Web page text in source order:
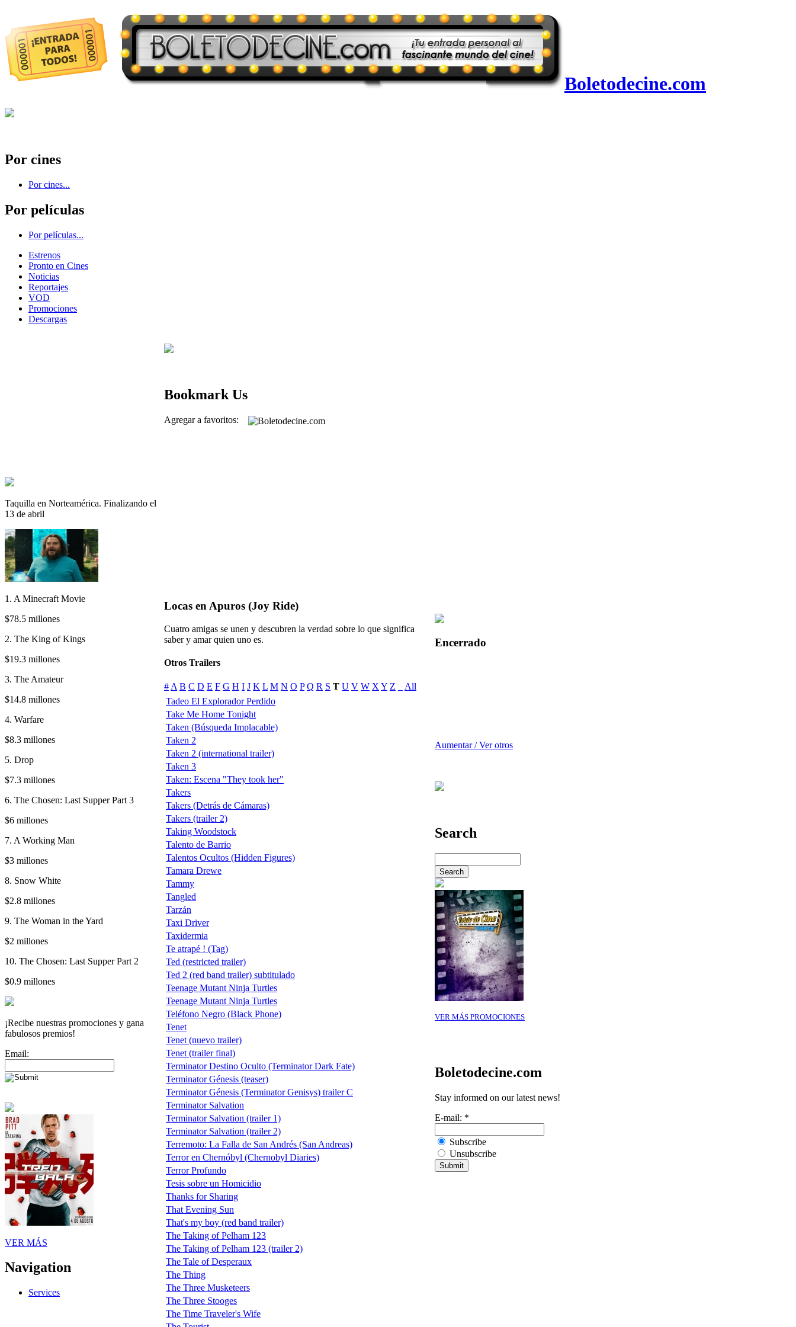
Boletodecine.com
Por cines
Por cines...
Por películas
Por películas...
Estrenos
Pronto en Cines
Noticias
Reportajes
VOD
Promociones
Descargas
Taquilla en Norteamérica. Finalizando el
13 de abril
1. A Minecraft Movie
$78.5 millones
2. The King of Kings
$19.3 millones
3. The Amateur
$14.8 millones
4. Warfare
$8.3 millones
5. Drop
$7.3 millones
6. The Chosen: Last Supper Part 3
$6 millones
7. A Working Man
$3 millones
8. Snow White
$2.8 millones
9. The Woman in the Yard
$2 millones
10. The Chosen: Last Supper Part 2
$0.9 millones
¡Recibe nuestras promociones y gana
fabulosos premios!
Email:
VER MÁS
Navigation
Services
Bookmark Us
Agregar a favoritos:
Locas en Apuros (Joy Ride)
Cuatro amigas se unen y descubren la verdad sobre lo que significa
saber y amar quien uno es.
Otros Trailers
# A B C D E F G H I J K L M N O P Q R S T U V W X Y Z
All
Tadeo El Explorador Perdido
Take Me Home Tonight
Taken (Búsqueda Implacable)
Taken 2
Taken 2 (international trailer)
Taken 3
Taken: Escena "They took her"
Takers
Takers (Detrás de Cámaras)
Takers (trailer 2)
Taking Woodstock
Talento de Barrio
Talentos Ocultos (Hidden Figures)
Tamara Drewe
Tammy
Tangled
Tarzán
Taxi Driver
Taxidermia
Te atrapé ! (Tag)
Ted (restricted trailer)
Ted 2 (red band trailer) subtitulado
Teenage Mutant Ninja Turtles
Teenage Mutant Ninja Turtles
Teléfono Negro (Black Phone)
Tenet
Tenet (nuevo trailer)
Tenet (trailer final)
Terminator Destino Oculto (Terminator Dark Fate)
Terminator Génesis (teaser)
Terminator Génesis (Terminator Genisys) trailer C
Terminator Salvation
Terminator Salvation (trailer 1)
Terminator Salvation (trailer 2)
Terremoto: La Falla de San Andrés (San Andreas)
Terror en Chernóbyl (Chernobyl Diaries)
Terror Profundo
Tesis sobre un Homicidio
Thanks for Sharing
That Evening Sun
That's my boy (red band trailer)
The Taking of Pelham 123
The Taking of Pelham 123 (trailer 2)
The Tale of Desperaux
The Thing
The Three Musketeers
The Three Stooges
The Time Traveler's Wife
Encerrado
Aumentar / Ver otros
Search
VER MÁS PROMOCIONES
Boletodecine.com
Stay informed on our latest news!
E-mail: *
Subscribe
Unsubscribe